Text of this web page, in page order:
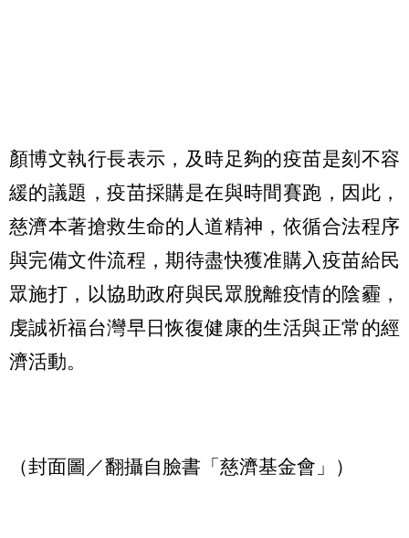
顏博文執行長表示，及時足夠的疫苗是刻不容
緩的議題，疫苗採購是在與時間賽跑，因此，
慈濟本著搶救生命的人道精神，依循合法程序
與完備文件流程，期待盡快獲准購入疫苗給民
眾施打，以協助政府與民眾脫離疫情的陰霾，
虔誠祈福台灣早日恢復健康的生活與正常的經
濟活動。
（封面圖／翻攝自臉書「慈濟基金會」）